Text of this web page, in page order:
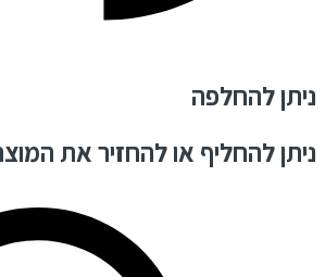
ניתן להחלפה
ניתן להחליף או להחזיר את המוצר